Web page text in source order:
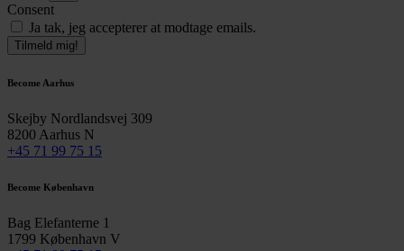
Consent
Ja tak, jeg accepterer at modtage emails.
Tilmeld mig!
Become Aarhus
Skejby Nordlandsvej 309
8200 Aarhus N
+45 71 99 75 15
Become København
Bag Elefanterne 1
1799 København V